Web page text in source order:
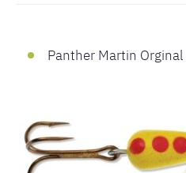
Panther Martin Orginal